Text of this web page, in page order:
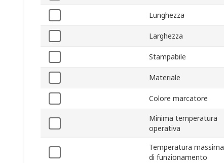
Lunghezza
Larghezza
Stampabile
Materiale
Colore marcatore
Minima temperatura
operativa
Temperatura massima
di funzionamento